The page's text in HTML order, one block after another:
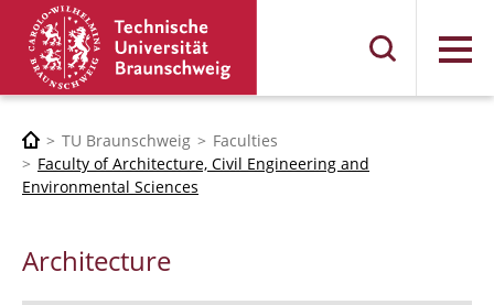
Menu
TU Braunschweig
Faculties
Faculty of Architecture, Civil Engineering and
Environmental Sciences
Architecture